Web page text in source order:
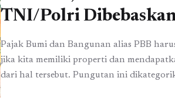
TNI/Polri
Pajak Bumi dan Bangunan alias PBB
jika kita memiliki properti dan
dari hal tersebut. Pungutan ini